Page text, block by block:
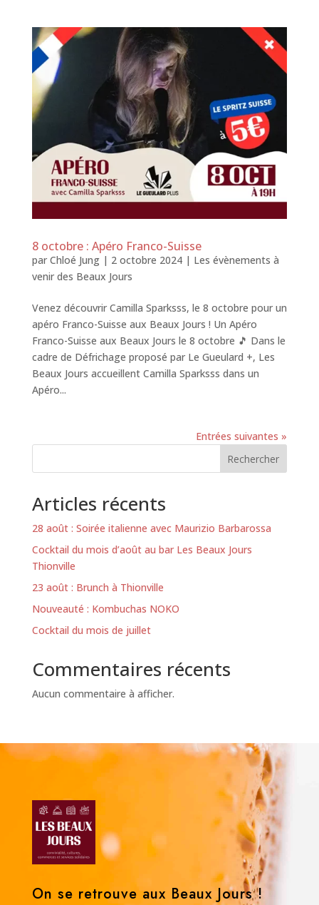
8 octobre : Apéro Franco-Suisse
par Chloé Jung| 2 octobre 2024| Les évènements à
venir des Beaux Jours
Venez découvrir Camilla Sparksss, le 8 octobre pour un
apéro Franco-Suisse aux Beaux Jours ! Un Apéro
Franco-Suisse aux Beaux Jours le 8 octobre 🎵 Dans le
cadre de Défrichage proposé par Le Gueulard +, Les
Beaux Jours accueillent Camilla Sparksss dans un
Apéro...
Entrées suivantes »
Rechercher
Articles récents
28 août : Soirée italienne avec Maurizio Barbarossa
Cocktail du mois d’août au bar Les Beaux Jours
Thionville
23 août : Brunch à Thionville
Nouveauté : Kombuchas NOKO
Cocktail du mois de juillet
Commentaires récents
Aucun commentaire à afficher.
On se retrouve aux Beaux Jours !